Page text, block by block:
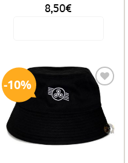
8,50€
plusieurs
variations.
options
peuvent
10%
Ajouter
aux
favoris